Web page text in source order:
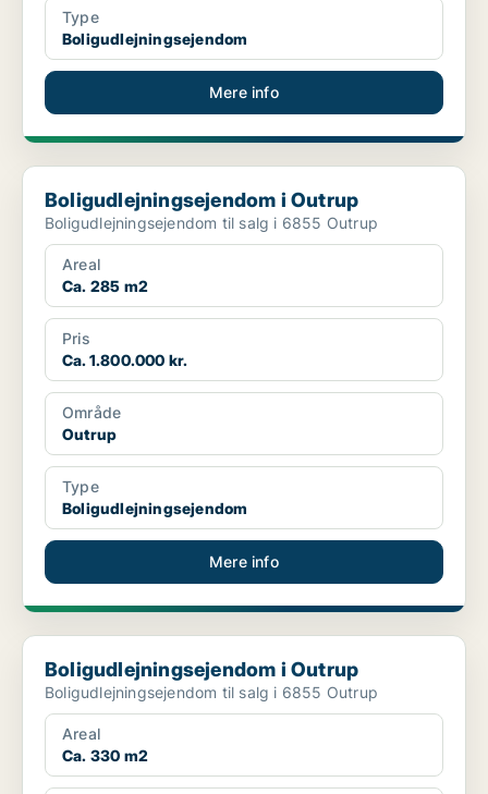
Type
Boligudlejningsejendom
Mere info
Boligudlejningsejendom i Outrup
Boligudlejningsejendom i Outrup
Boligudlejningsejendom til salg i 6855 Outrup
Areal
Ca. 285 m2
Pris
Ca. 1.800.000 kr.
Område
Outrup
Type
Boligudlejningsejendom
Mere info
Boligudlejningsejendom i Outrup
Boligudlejningsejendom i Outrup
Boligudlejningsejendom til salg i 6855 Outrup
Areal
Ca. 330 m2